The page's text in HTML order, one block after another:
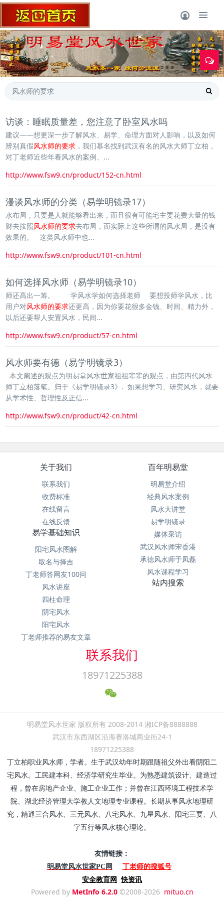
1
访谈：睡眠质量差，您注意了卧室风水吗
建议——想更深一步了解风水、易学、命理方面对人影响，以及如何
辨别真假风水师的要求 ，我们慕名找到武汉有名的风水大师丁立柏，
对丁老师近些年看风水的案例、...
http://www.fsw9.cn/product/152-cn.html
漫谈风水师的分类（易学明镜录17）
水布局，只要是人就能够看出来，而且很有可能宅主要花费大量的钱
财去按照风水师的要求去布局，而实际上这些所谓的风水局，是没有
效果的。 这类风水师中也...
http://www.fsw9.cn/product/101-cn.html
如何选择风水师（易学明镜录10）
师还高出一筹。 学风水学如何选择老师 要想投师学风水，比
用户对风水师的要求还更高，因为你要花很多金钱、时间、精力外，
以后还要帮人安置风水，民间...
http://www.fsw9.cn/product/57-cn.html
风水师要有德（易学明镜录3）
本文阐述的观点为明易堂风水世家祖祖辈辈的观点，由第四代风水
师丁立柏落笔。归于《易学明镜录3》. 如果想学习、研究风水，就要
从学术性、哲理性及正信...
http://www.fsw9.cn/product/42-cn.html
关于我们
联系我们
收费标准
在线留言
在线反馈
百年明易堂
明易堂介绍
经典风水案例
风水大讲堂
易学明镜录
媒体采访
武汉风水师宋香港
承德风水师于凤磊
风水课程学习
易学基础知识
阳宅风水图解
取名与择吉
丁老师答网友100问
风水讲座
四柱命理
阴宅风水
阳宅风水
丁老师推荐的易友文章
站内搜索
联系我们
18971225388
明易堂风水世家 版权所有 2008-2014 湘ICP备8888888
武汉市东西湖区沿海赛洛城商业街24-1
18971225388
丁立柏职业风水师，学者。生于武汉幼年时期跟随祖父外出看阴阳二
宅风水。工民建本科、经济学研究生毕业。为熟悉建筑设计、建造过
程，曾在房地产企业、施工企业工作；并曾在江西环境工程技术学
院、湖北经济管理大学教人文地理专业课程。长期从事风水地理研
究，精通三合风水、三元风水、八宅风水、九星风水、阳宅三要、八
字五行等风水核心理论。
友情链接：
明易堂风水世家PC网
丁老师的搜狐号
安全教育网 快资讯
Powered by MetInfo 6.2.0©2008-2026 mituo.cn